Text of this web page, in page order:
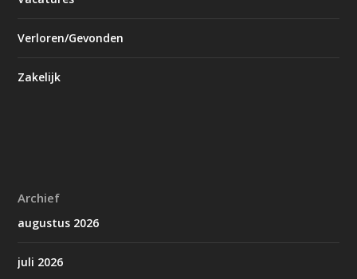
Verloren/Gevonden
Zakelijk
Archief
augustus 2026
juli 2026